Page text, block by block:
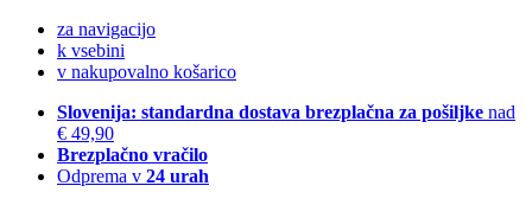
za navigacijo
k vsebini
v nakupovalno košarico
Slovenija: standardna dostava brezplačna za pošiljke nad
€ 49,90
Brezplačno vračilo
Odprema v 24 urah